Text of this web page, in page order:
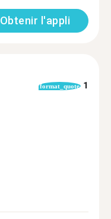
Obtenir l'appli
format_quote 1